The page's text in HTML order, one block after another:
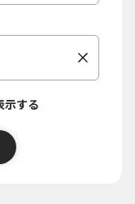
示する